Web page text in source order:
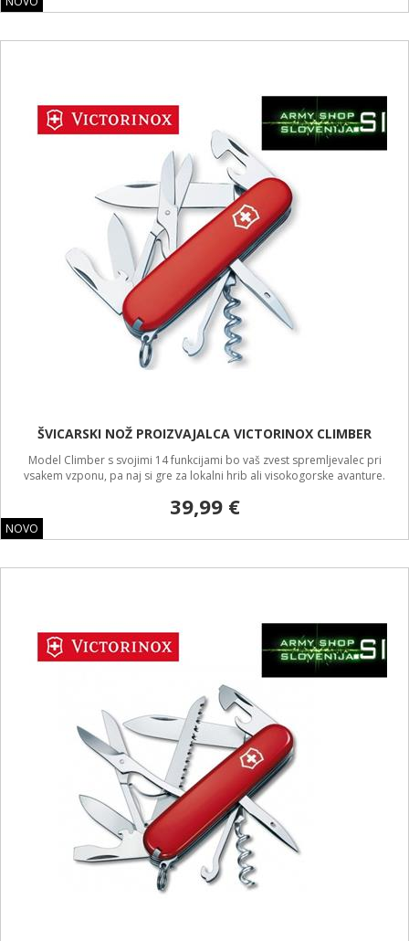
NOVO
ŠVICARSKI NOŽ PROIZVAJALCA VICTORINOX CLIMBER
Model Climber s svojimi 14 funkcijami bo vaš zvest spremljevalec pri
vsakem vzponu, pa naj si gre za lokalni hrib ali visokogorske avanture.
39,99 €